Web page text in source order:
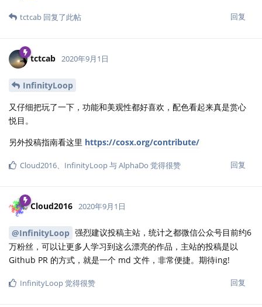
回复
tctcab 回复了此帖
tctcab 2020年9月1日
InfinityLoop
又仔细把玩了一下，功能和美观性都好喜欢，配色看起来真是赏心
悦目。
另外投稿指南看这里 https://cosx.org/contribute/
回复
Cloud2016 InfinityLoop与AlphaDo 觉得很赞
Cloud2016 2020年9月1日
@InfinityLoop 强烈建议投稿主站，统计之都微信公众号目前约6
万粉丝，可以让更多人学习到这么漂亮的作品，主站的投稿是以
Github PR 的方式，就是一个 md 文件，非常便捷。期待ing!
回复
InfinityLoop觉得很赞